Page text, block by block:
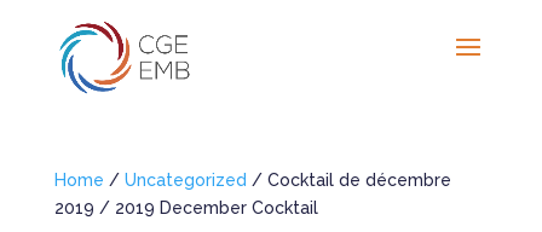
Home / Uncategorized / Cocktail de décembre
2019 / 2019 December Cocktail